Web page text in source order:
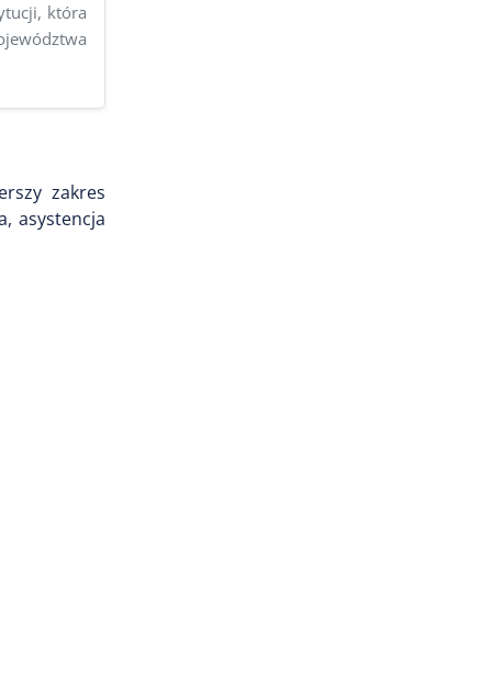
która
zakres
asystencja